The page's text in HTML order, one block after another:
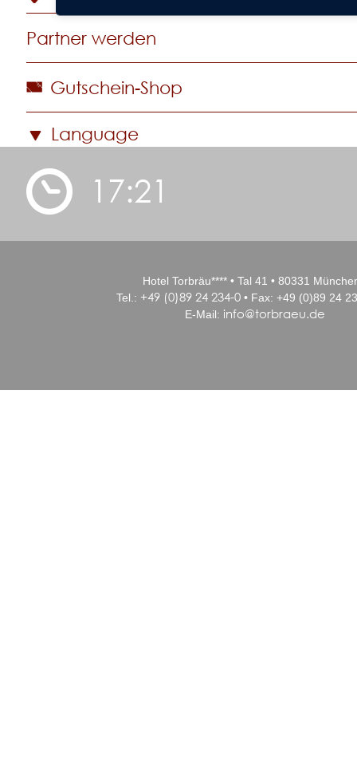
Partner werden
Gutschein-Shop
Language
17:21
Hotel Torbräu**** • Tal 41 • 80331
Tel.: +49 (0)89 24 234-0• Fax: +49 (0)89 24
E-Mail: info@torbraeu.de